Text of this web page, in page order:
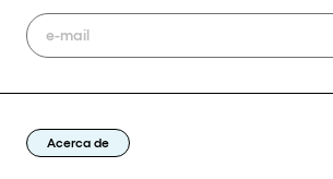
Acerca de